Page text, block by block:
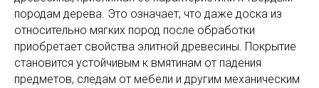
породам дерева. Это означает, что даже доска из
относительно мягких пород после обработки
приобретает свойства элитной древесины. Покрытие
становится устойчивым к вмятинам от падения
предметов, следам от мебели и другим механическим